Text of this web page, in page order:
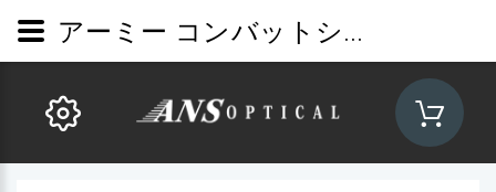
アーミー コンバットシャツ 長袖 メッシュ 綿94% ( マルチカム SMLサイズ ) 米陸軍 通気性 クイックドライ